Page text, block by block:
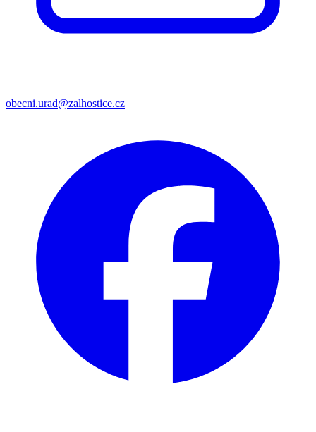
obecni.urad@zalhostice.cz